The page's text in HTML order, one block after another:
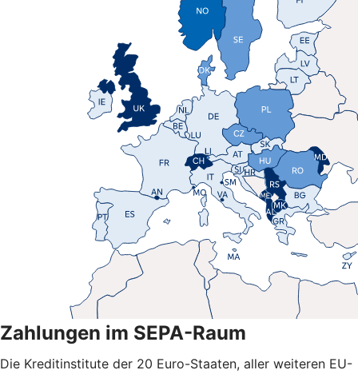
Zahlungen im SEPA-Raum
Die Kreditinstitute der 20 Euro-Staaten, aller weiteren EU-